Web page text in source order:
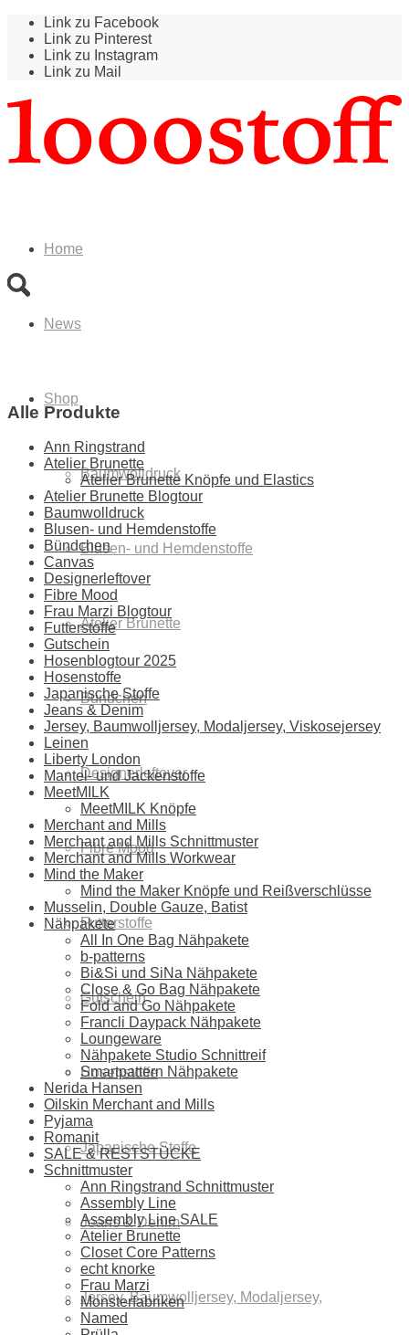
Link zu Facebook
Link zu Pinterest
Link zu Instagram
Link zu Mail
Home
News
Shop
Baumwolldruck
Blusen- und Hemdenstoffe
Atelier Brunette
Bündchen
Designerleftover
Fibre Mood
Futterstoffe
Gutschein
Hosenstoffe
Japanische Stoffe
Jeans & Denim
Jersey, Baumwolljersey, Modaljersey,
Alle Produkte
Ann Ringstrand
Atelier Brunette
Atelier Brunette Knöpfe und Elastics
Atelier Brunette Blogtour
Baumwolldruck
Blusen- und Hemdenstoffe
Bündchen
Canvas
Designerleftover
Fibre Mood
Frau Marzi Blogtour
Futterstoffe
Gutschein
Hosenblogtour 2025
Hosenstoffe
Japanische Stoffe
Jeans & Denim
Jersey, Baumwolljersey, Modaljersey, Viskosejersey
Leinen
Liberty London
Mantel- und Jackenstoffe
MeetMILK
MeetMILK Knöpfe
Merchant and Mills
Merchant and Mills Schnittmuster
Merchant and Mills Workwear
Mind the Maker
Mind the Maker Knöpfe und Reißverschlüsse
Musselin, Double Gauze, Batist
Nähpakete
All In One Bag Nähpakete
b-patterns
Bi&Si und SiNa Nähpakete
Close & Go Bag Nähpakete
Fold and Go Nähpakete
Francli Daypack Nähpakete
Loungeware
Nähpakete Studio Schnittreif
Smartpattern Nähpakete
Nerida Hansen
Oilskin Merchant and Mills
Pyjama
Romanit
SALE & RESTSTÜCKE
Schnittmuster
Ann Ringstrand Schnittmuster
Assembly Line
Assembly Line SALE
Atelier Brunette
Closet Core Patterns
echt knorke
Frau Marzi
Monsterfabriken
Named